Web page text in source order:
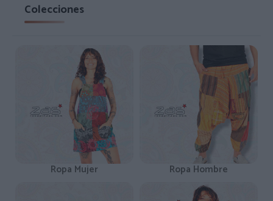
Colecciones
Ropa Mujer Ropa Hombre